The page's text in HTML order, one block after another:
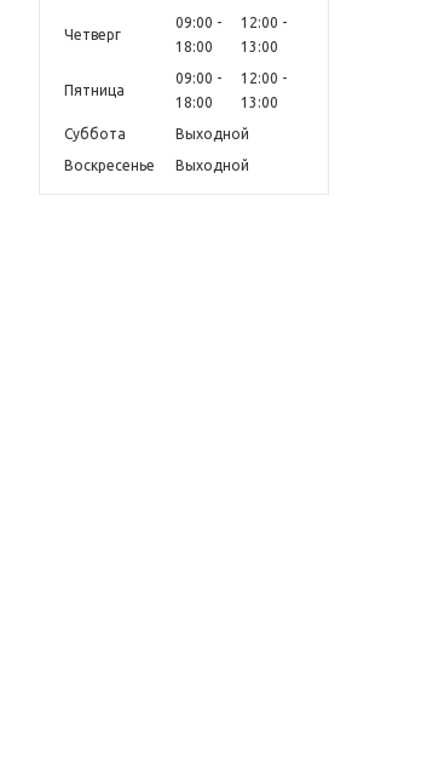
Четверг
09:00
18:00
12:00
13:00
Пятница
09:00
18:00
12:00
13:00
Суббота
Выходной
Воскресенье
Выходной